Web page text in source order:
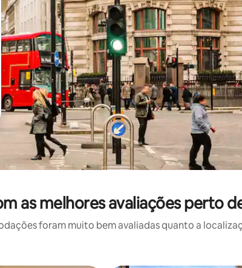
as melhores avaliações perto
foram muito bem avaliadas quanto a